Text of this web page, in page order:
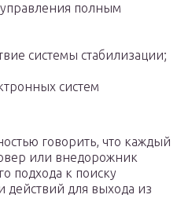
полным
системы стабилизации;
систем
говорить, что каждый
или внедорожник
подхода к поиску
для выхода из